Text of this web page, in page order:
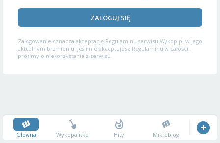
ZALOGUJ SIĘ
Zalogowanie oznacza akceptację Regulaminu serwisu Wykop.pl w jego
aktualnym brzmieniu. Jeśli nie akceptujesz Regulaminu w całości,
prosimy o niekorzystanie z serwisu.
Główna Wykopalisko Hity Mikroblog